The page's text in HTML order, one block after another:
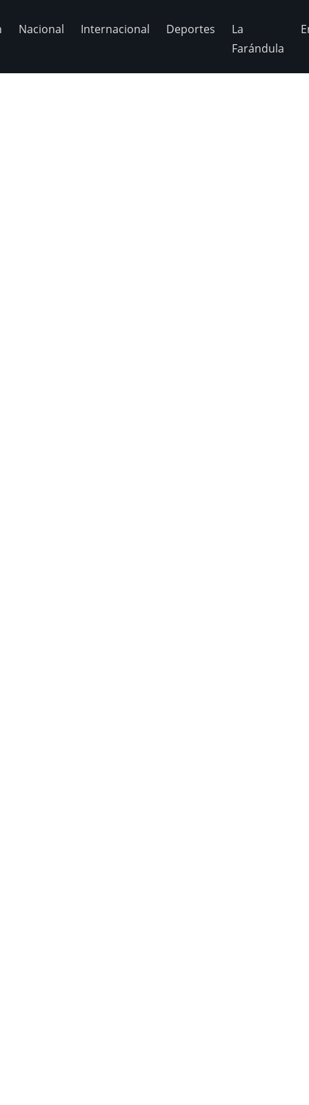
Nacional Internacional Deportes
La
Farándula